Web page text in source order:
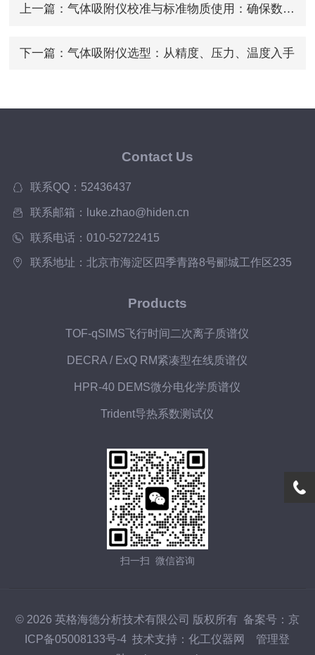
上一篇： 气体吸附仪校准与标准物质使用：确保数据可比性
下一篇： 气体吸附仪选型：从精度、压力、温度入手
Contact Us
联系QQ：52436437
联系邮箱：luke.zhao@hiden.cn
联系电话：010-52722415
联系地址：北京市海淀区四季青路8号郦城工作区235
Products
TOF-qSIMS飞行时间二次离子质谱仪
DECRA / ExQ RM紧凑型在线质谱仪
HPR-40 DEMS微分电化学质谱仪
Trident导热系数测试仪
扫一扫 微信咨询
© 2026 英格海德分析技术有限公司 版权所有 备案号：京
ICP备05008133号-4 技术支持：化工仪器网
管理登